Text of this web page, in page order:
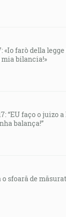
«Io farò della
bilancia!»
“EU faço o juizo
balança!”
sfoară de